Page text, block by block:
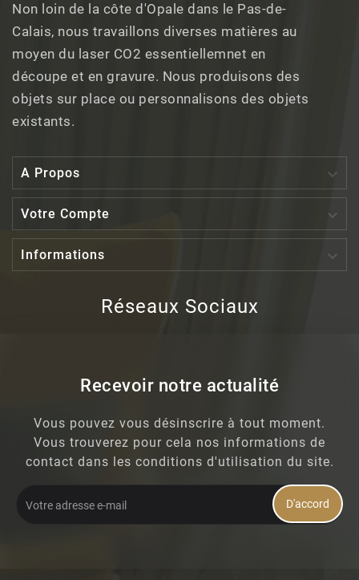
Non loin de la côte d'Opale dans le Pas-de-
Calais, nous travaillons diverses matières au
moyen du laser CO2 essentiellemnet en
découpe et en gravure. Nous produisons des
objets sur place ou personnalisons des objets
existants.
A Propos 
Votre Compte 
Informations 
Réseaux Sociaux
Recevoir notre actualité
Vous pouvez vous désinscrire à tout moment.
Vous trouverez pour cela nos informations de
contact dans les conditions d'utilisation du site.
D'accord